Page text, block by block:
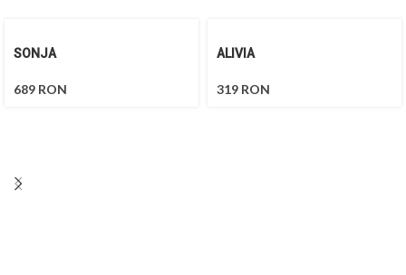
SONJA
689 RON
ALIVIA
319 RON